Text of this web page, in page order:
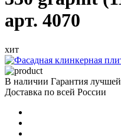
арт. 4070
хит
В наличии Гарантия
Доставка по всей России